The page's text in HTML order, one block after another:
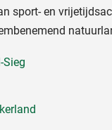
sport- en
Sieg